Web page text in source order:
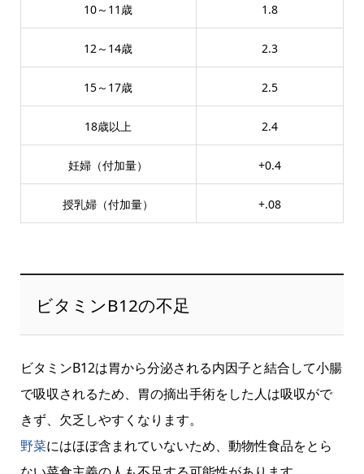
10～11歳 1.8
12～14歳 2.3
15～17歳 2.5
18歳以上 2.4
妊婦（付加量） +0.4
授乳婦（付加量） +.08
ビタミンB12の不足
ビタミンB12は胃から分泌される内因子と結合して小腸
で吸収されるため、胃の摘出手術をした人は吸収がで
きず、欠乏しやすくなります。
野菜にはほぼ含まれていないため、動物性食品をとら